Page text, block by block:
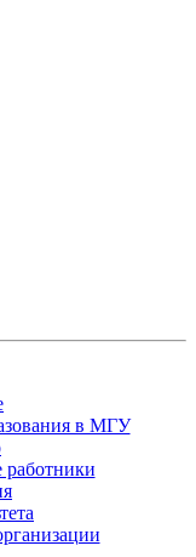
в МГУ
работники